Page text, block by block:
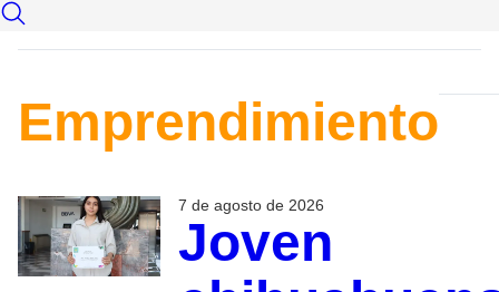
Emprendimiento
7 de agosto de 2026
Joven